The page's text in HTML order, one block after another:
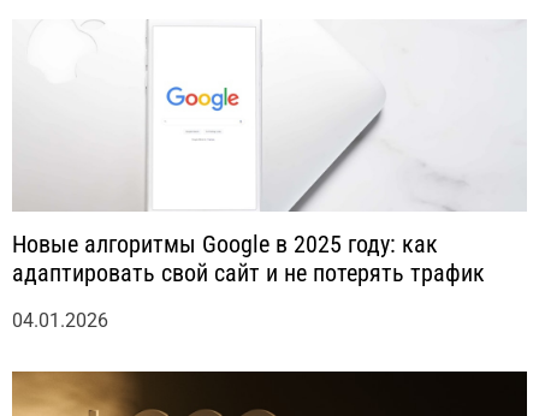
Новые алгоритмы Google в 2025 году: как
адаптировать свой сайт и не потерять трафик
04.01.2026